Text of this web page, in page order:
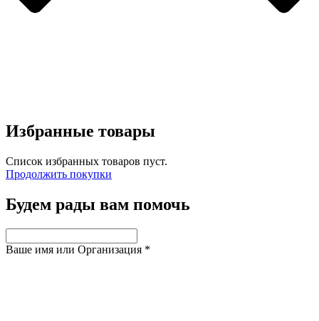
Избранные товары
Список избранных товаров пуст.
Продолжить покупки
Будем рады вам помочь
Ваше имя или Организация *